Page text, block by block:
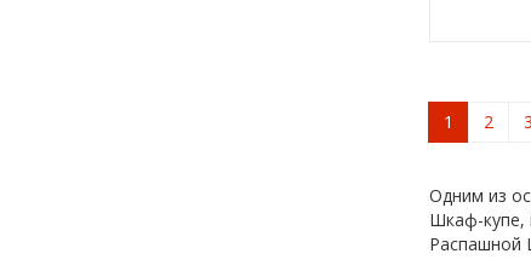
1 2 3
Одним из
Шкаф-купе,
Распашной